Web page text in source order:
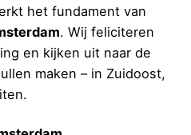
het fundament van
. Wij feliciteren
en kijken uit naar de
maken – in Zuidoost,